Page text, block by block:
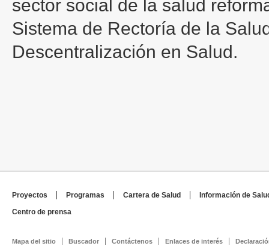
sector social de la salud
Sistema de Rectoría de la
Descentralización en Salud.
Proyectos Programas Cartera de Salud
Información de
Centro de prensa
Mapa del sitio Buscador Contáctenos Enlaces de interés